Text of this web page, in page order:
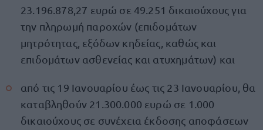
23.196.878,27 ευρώ σε 49.251 δικαιούχους για
την πληρωμή παροχών (επιδομάτων
μητρότητας, εξόδων κηδείας, καθώς και
επιδομάτων ασθενείας και ατυχημάτων) και
από τις 19 Ιανουαρίου έως τις 23 Ιανουαρίου, θα
καταβληθούν 21.300.000 ευρώ σε 1.000
δικαιούχους σε συνέχεια έκδοσης αποφάσεων